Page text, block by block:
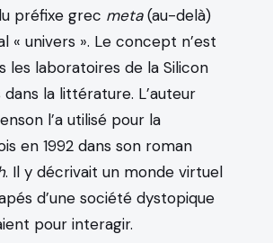
préfixe grec meta(au-delà)
« univers ». Le concept n’est
les laboratoires de la Silicon
dans la littérature. L’auteur
l’a utilisé pour la
en 1992 dans son roman
. Il y décrivait un monde virtuel
d’une société dystopique
pour interagir.